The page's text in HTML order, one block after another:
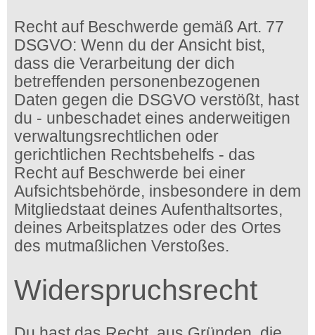
Recht auf Beschwerde gemäß Art. 77
DSGVO: Wenn du der Ansicht bist,
dass die Verarbeitung der dich
betreffenden personenbezogenen
Daten gegen die DSGVO verstößt, hast
du - unbeschadet eines anderweitigen
verwaltungsrechtlichen oder
gerichtlichen Rechtsbehelfs - das
Recht auf Beschwerde bei einer
Aufsichtsbehörde, insbesondere in dem
Mitgliedstaat deines Aufenthaltsortes,
deines Arbeitsplatzes oder des Ortes
des mutmaßlichen Verstoßes.
Widerspruchsrecht